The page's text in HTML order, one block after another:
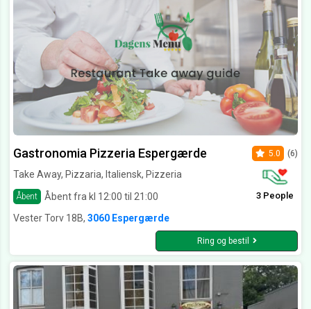
Gastronomia Pizzeria Espergærde
Take Away, Pizzaria, Italiensk, Pizzeria
Åbent Åbent fra kl 12:00 til 21:00
5.0 (6)
3 People
Vester Torv 18B, 3060 Espergærde
Ring og bestil